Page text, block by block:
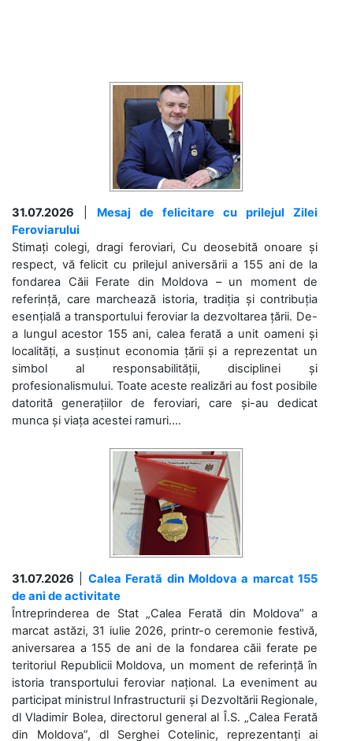
31.07.2026
Mesaj de felicitare cu prilejul Zilei
Feroviarului
Stimați colegi, dragi feroviari, Cu deosebită onoare și
respect, vă felicit cu prilejul aniversării a 155 ani de la
fondarea Căii Ferate din Moldova – un moment de
referință, care marchează istoria, tradiția și contribuția
esențială a transportului feroviar la dezvoltarea țării. De-
a lungul acestor 155 ani, calea ferată a unit oameni și
localități, a susținut economia țării și a reprezentat un
simbol al responsabilității, disciplinei și
profesionalismului. Toate aceste realizări au fost posibile
datorită generațiilor de feroviari, care și-au dedicat
munca și viața acestei ramuri....
31.07.2026
Calea Ferată din Moldova a marcat 155
de ani de activitate
Întreprinderea de Stat „Calea Ferată din Moldova” a
marcat astăzi, 31 iulie 2026, printr-o ceremonie festivă,
aniversarea a 155 de ani de la fondarea căii ferate pe
teritoriul Republicii Moldova, un moment de referință în
istoria transportului feroviar național. La eveniment au
participat ministrul Infrastructurii și Dezvoltării Regionale,
dl Vladimir Bolea, directorul general al Î.S. „Calea Ferată
din Moldova”, dl Serghei Cotelinic, reprezentanți ai